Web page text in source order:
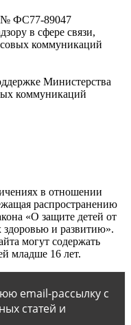
№ ФС77-89047
в сфере связи,
коммуникаций
Министерства
коммуникаций
в отношении
распространению
«О защите детей от
и развитию».
могут содержать
младше 16 лет.
email-рассылку с
статей и